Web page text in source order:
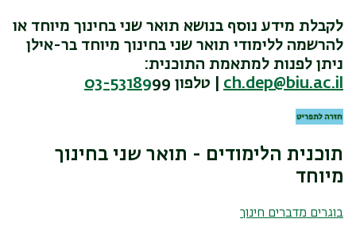
זימון לראיון מותנה בהשלמת כל תהליכי הרישום (1-4) ולאחר
קבלת כל המסמכים הנ"ל.
תנאי קבלה - תואר שני בחינוך מיוחד
בעלי תואר ראשון בחינוך מיוחד; בוגרי תואר ראשון במדעי
תקשורת, ריפוי בעיסוק, מורים, יועצים, גננות וכו') מאוניברסיטה
ראיון אישי
לשלוח ישירות לכתובת הדוא"ל:dep@biu.ac.il
.
4.
מילוי שאלון אישי
5. ראיון -
מועמד העונה על הקריטריונים, יוזמן לראיון אישי.
קבלת כל המסמכים הנ"ל.
מרצה בכיר
לקבלת מידע נוסף בנושא תואר שני בחינוך מיוחד או
להרשמה ללימודי תואר שני בחינוך מיוחד בר-אילן
ניתן לפנות למתאמת התוכנית:
ch.dep@biu.ac.il
טלפון 03-5318999
תוכנית הלימודים - תואר שני בחינוך
מיוחד
בוגרים מדברים חינוך